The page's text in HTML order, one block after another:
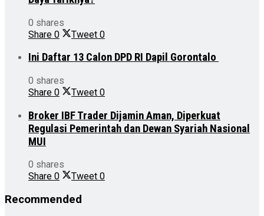
0 shares
Share 0 Tweet 0
Ini Daftar 13 Calon DPD RI Dapil Gorontalo
0 shares
Share 0 Tweet 0
Broker IBF Trader Dijamin Aman, Diperkuat
Regulasi Pemerintah dan Dewan Syariah Nasional
MUI
0 shares
Share 0 Tweet 0
Recommended